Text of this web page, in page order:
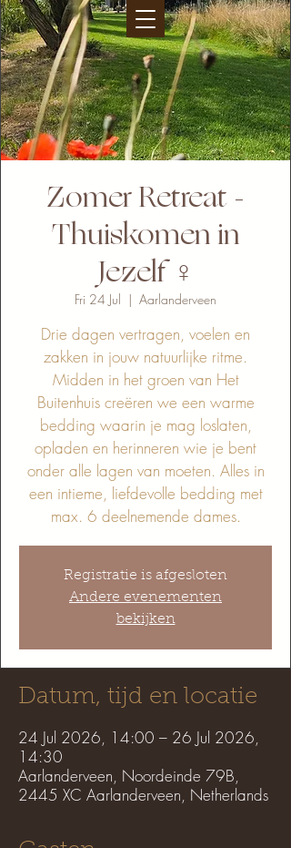
Zomer Retreat -
Thuiskomen in
Jezelf ♀
Fri 24 Jul
  |
Aarlanderveen
Drie dagen vertragen, voelen en
zakken in jouw natuurlijke ritme.
Midden in het groen van Het
Buitenhuis creëren we een warme
bedding waarin je mag loslaten,
opladen en herinneren wie je bent
onder alle lagen van moeten. Alles in
een intieme, liefdevolle bedding met
max. 6 deelnemende dames.
Registratie is afgesloten
Andere evenementen
bekijken
Datum, tijd en locatie
24 Jul 2026, 14:00 – 26 Jul 2026,
14:30
Aarlanderveen, Noordeinde 79B,
2445 XC Aarlanderveen, Netherlands